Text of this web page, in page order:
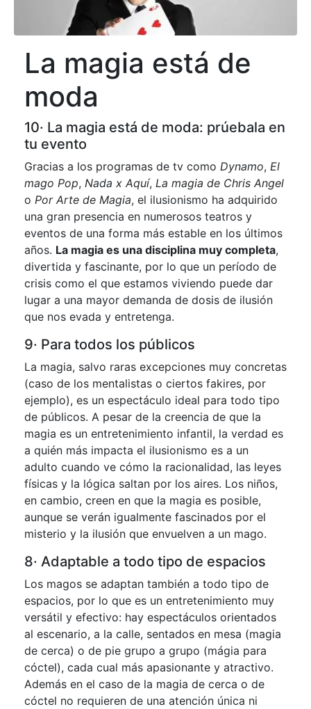
La magia está de
moda
10· La magia está de moda: prúebala en
tu evento
Gracias a los programas de tv como Dynamo, El
mago Pop, Nada x Aquí, La magia de Chris Angel
o Por Arte de Magia, el ilusionismo ha adquirido
una gran presencia en numerosos teatros y
eventos de una forma más estable en los últimos
años. La magia es una disciplina muy completa,
divertida y fascinante, por lo que un período de
crisis como el que estamos viviendo puede dar
lugar a una mayor demanda de dosis de ilusión
que nos evada y entretenga.
9· Para todos los públicos
La magia, salvo raras excepciones muy concretas
(caso de los mentalistas o ciertos fakires, por
ejemplo), es un espectáculo ideal para todo tipo
de públicos. A pesar de la creencia de que la
magia es un entretenimiento infantil, la verdad es
a quién más impacta el ilusionismo es a un
adulto cuando ve cómo la racionalidad, las leyes
físicas y la lógica saltan por los aires. Los niños,
en cambio, creen en que la magia es posible,
aunque se verán igualmente fascinados por el
misterio y la ilusión que envuelven a un mago.
8· Adaptable a todo tipo de espacios
Los magos se adaptan también a todo tipo de
espacios, por lo que es un entretenimiento muy
versátil y efectivo: hay espectáculos orientados
al escenario, a la calle, sentados en mesa (magia
de cerca) o de pie grupo a grupo (mágia para
cóctel), cada cual más apasionante y atractivo.
Además en el caso de la magia de cerca o de
cóctel no requieren de una atención única ni